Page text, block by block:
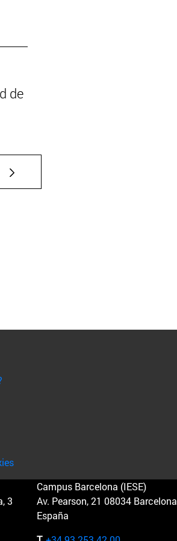
de
TAB para desplazarse.
3
Campus Barcelona (IESE)
Av. Pearson, 21 08034 Barcelona
España